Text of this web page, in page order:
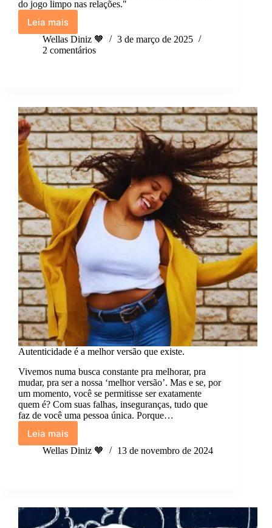
do jogo limpo nas relações."
Leia mais
Eu
sempre
prefiro
Wellas Diniz 🧡
3 de março de 2025
2 comentários
Autenticidade é a melhor versão que existe.
Vivemos numa busca constante pra melhorar, pra
mudar, pra ser a nossa ‘melhor versão’. Mas e se, por
um momento, você se permitisse ser exatamente
quem é? Com suas falhas, inseguranças, tudo que
faz de você uma pessoa única. Porque…
Leia maisAutenticidade
é
existe.
Wellas Diniz 🧡 13 de novembro de 2024